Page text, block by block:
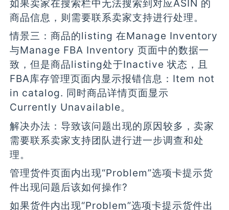
如果卖家在搜索栏中无法搜索到对应ASIN 的
商品信息，则需要联系卖家支持进行处理。
情景三：商品的listing 在Manage Inventory
与Manage FBA Inventory 页面中的数据一
致，但是商品listing处于Inactive 状态，且
FBA库存管理页面内显示报错信息：Item not
in catalog. 同时商品详情页面显示
Currently Unavailable。
解决办法：导致该问题出现的原因较多，卖家
需要联系卖家支持团队进行进一步调查和处
理。
管理货件页面内出现“Problem”选项卡提示货
件出现问题后该如何操作?
如果货件内出现“Problem”选项卡提示货件出